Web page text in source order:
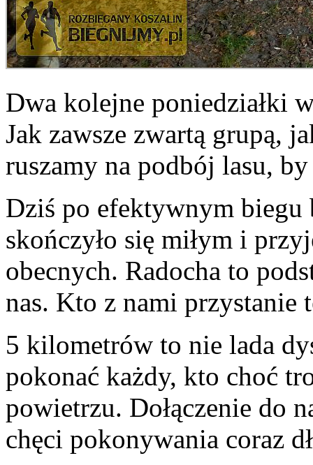
Dwa kolejne poniedziałki
Jak zawsze zwartą grupą,
ruszamy na podbój lasu,
Dziś po efektywnym biegu
skończyło się miłym i
obecnych. Radocha to
nas. Kto z nami przystanie
5 kilometrów to nie lada
pokonać każdy, kto choć
powietrzu. Dołączenie do
chęci pokonywania coraz